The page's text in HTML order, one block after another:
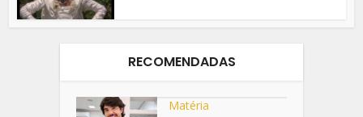
RECOMENDADAS
Matéria